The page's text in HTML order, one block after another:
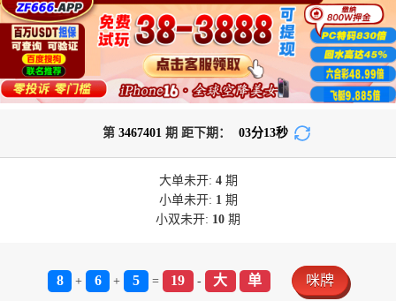
第 3467401 期 距下期： 03分13秒
大单未开: 4期
小单未开: 1 期
小双未开: 10 期
8 + 6 + 5 = 19 - 大 单 咪牌